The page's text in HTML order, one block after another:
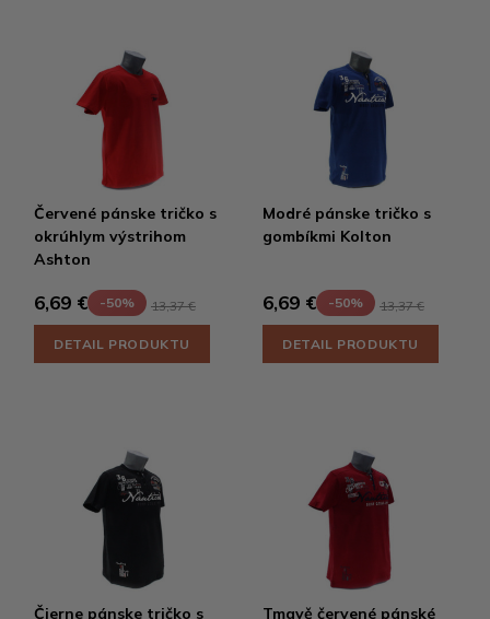
Červené pánske tričko s
okrúhlym výstrihom
Ashton
6,69 € -50% 13,37 €
DETAIL PRODUKTU
Modré pánske tričko s
gombíkmi Kolton
6,69 € -50% 13,37 €
DETAIL PRODUKTU
Čierne pánske tričko s
Tmavě červené pánské